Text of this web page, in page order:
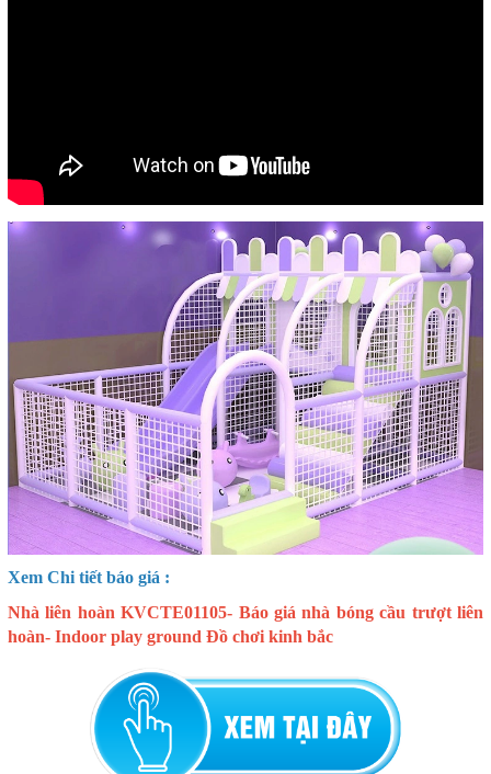
Xem Chi tiết báo giá :
Nhà liên hoàn KVCTE01105- Báo giá nhà bóng cầu trượt liên
hoàn- Indoor play ground Đồ chơi kinh bắc